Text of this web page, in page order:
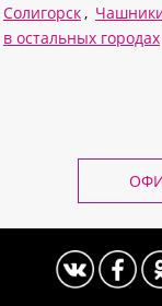
Солигорск ,
в остальных городах